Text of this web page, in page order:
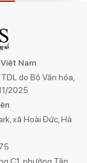
Nam
do Bộ Văn hóa,
2025
xã Hoài Đức, Hà